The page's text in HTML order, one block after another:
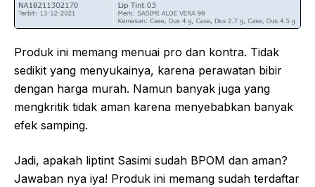
Produk ini memang menuai pro dan kontra. Tidak
sedikit yang menyukainya, karena perawatan bibir
dengan harga murah. Namun banyak juga yang
mengkritik tidak aman karena menyebabkan banyak
efek samping.
Jadi, apakah liptint Sasimi sudah BPOM dan aman?
Jawaban nya iya! Produk ini memang sudah terdaftar